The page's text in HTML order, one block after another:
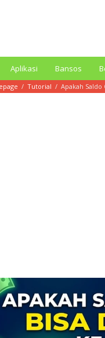
Aplikasi Bansos
/ Tutorial / Apakah Saldo